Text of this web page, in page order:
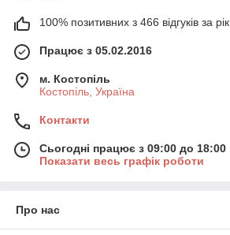
100% позитивних з 466 відгуків за рік
Працює з 05.02.2016
м. Костопіль
Костопіль, Україна
Контакти
Сьогодні працює з 09:00 до 18:00
Показати весь графік роботи
Про нас